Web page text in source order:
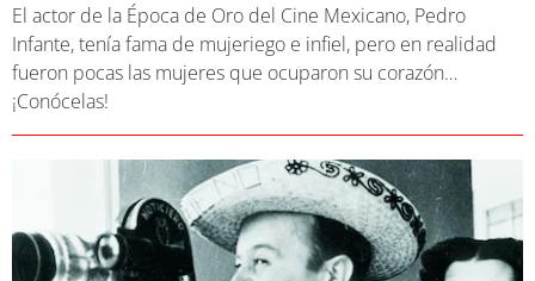
El actor de la Época de Oro del Cine Mexicano, Pedro
Infante, tenía fama de mujeriego e infiel, pero en realidad
fueron pocas las mujeres que ocuparon su corazón…
¡Conócelas!